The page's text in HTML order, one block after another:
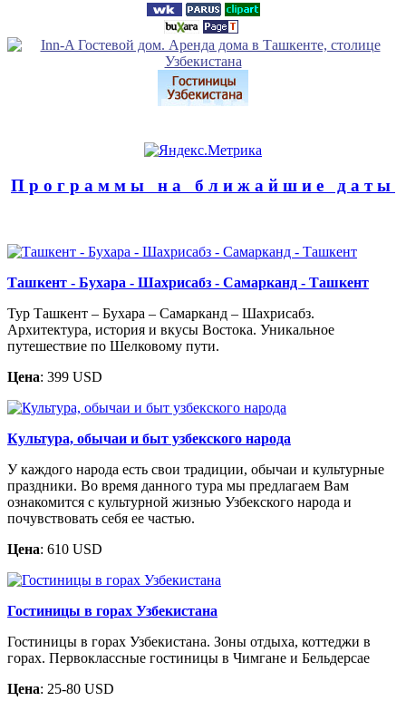
Программы на ближайшие даты
Ташкент - Бухара - Шахрисабз - Самарканд - Ташкент
Тур Ташкент – Бухара – Самарканд – Шахрисабз.
Архитектура, история и вкусы Востока. Уникальное
путешествие по Шелковому пути.
Цена: 399 USD
Культура, обычаи и быт узбекского народа
У каждого народа есть свои традиции, обычаи и культурные
праздники. Во время данного тура мы предлагаем Вам
ознакомится с культурной жизнью Узбекского народа и
почувствовать себя ее частью.
Цена: 610 USD
Гостиницы в горах Узбекистана
Гостиницы в горах Узбекистана. Зоны отдыха, коттеджи в
горах. Первоклассные гостиницы в Чимгане и Бельдерсае
Цена: 25-80 USD